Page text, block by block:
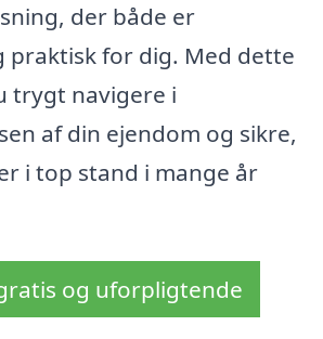
der både er
praktisk for dig. Med dette
trygt navigere i
af din ejendom og sikre,
i top stand i mange år
og uforpligtende